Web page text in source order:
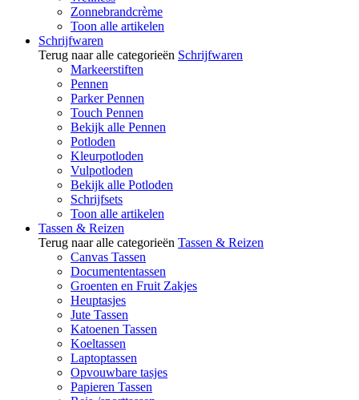
Zonnebrandcrème
Toon alle artikelen
Schrijfwaren
Terug naar alle categorieën Schrijfwaren
Markeerstiften
Pennen
Parker Pennen
Touch Pennen
Bekijk alle Pennen
Potloden
Kleurpotloden
Vulpotloden
Bekijk alle Potloden
Schrijfsets
Toon alle artikelen
Tassen & Reizen
Terug naar alle categorieën Tassen & Reizen
Canvas Tassen
Documententassen
Groenten en Fruit Zakjes
Heuptasjes
Jute Tassen
Katoenen Tassen
Koeltassen
Laptoptassen
Opvouwbare tasjes
Papieren Tassen